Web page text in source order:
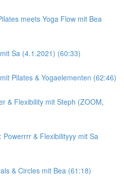
meets Yoga Flow mit Bea
Sa (4.1.2021) (60:33)
Pilates & Yogaelementen (62:46)
& Flexibility mit Steph (ZOOM,
Powerrrr & Flexibilityyy mit Sa
& Circles mit Bea (61:18)